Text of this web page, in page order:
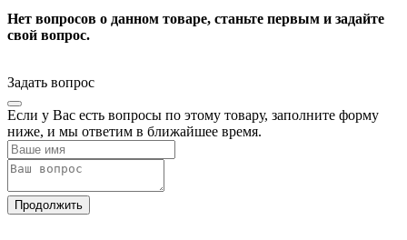
Нет вопросов о данном товаре, станьте первым и задайте
свой вопрос.
Задать вопрос
Если у Вас есть вопросы по этому товару, заполните форму
ниже, и мы ответим в ближайшее время.
Продолжить